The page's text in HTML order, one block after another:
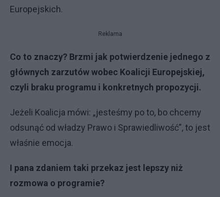
Europejskich.
Reklama
Co to znaczy? Brzmi jak potwierdzenie jednego z
głównych zarzutów wobec Koalicji Europejskiej,
czyli braku programu i konkretnych propozycji.
Jeżeli Koalicja mówi: „jesteśmy po to, bo chcemy
odsunąć od władzy Prawo i Sprawiedliwość”, to jest
właśnie emocja.
I pana zdaniem taki przekaz jest lepszy niż
rozmowa o programie?